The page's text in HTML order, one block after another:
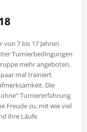
von 7 bis 17 Jahren
Turnierbedingungen
mehr angeboten,
mal trainiert
Die
Turniererfahrung
Freude zu, mit wie viel
ihre Läufe